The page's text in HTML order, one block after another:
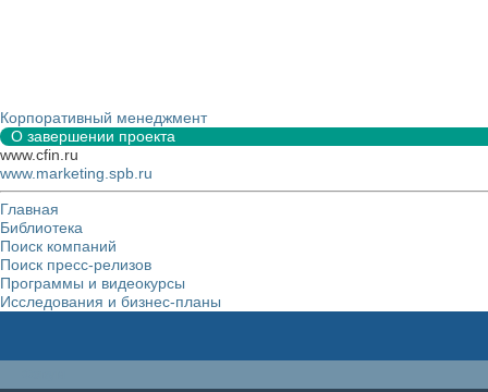
Корпоративный менеджмент
О завершении проекта
www.cfin.ru
www.marketing.spb.ru
Главная
Библиотека
Поиск компаний
Поиск пресс-релизов
Программы и видеокурсы
Исследования и бизнес-планы